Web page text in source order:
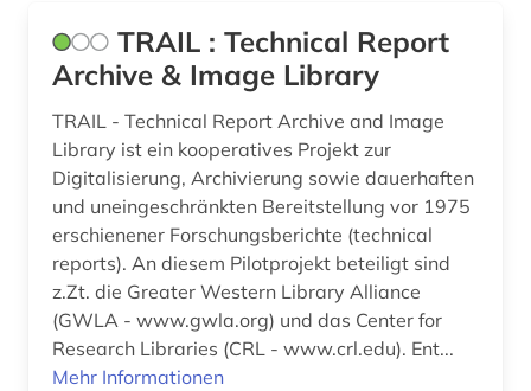
TRAIL : Technical Report
Archive & Image Library
TRAIL - Technical Report Archive and Image
Library ist ein kooperatives Projekt zur
Digitalisierung, Archivierung sowie dauerhaften
und uneingeschränkten Bereitstellung vor 1975
erschienener Forschungsberichte (technical
reports). An diesem Pilotprojekt beteiligt sind
z.Zt. die Greater Western Library Alliance
(GWLA - www.gwla.org) und das Center for
Research Libraries (CRL - www.crl.edu). Ent...
Mehr Informationen